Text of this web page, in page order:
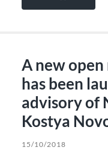
A new
has been
advisory of
Kostya
15/10/2018